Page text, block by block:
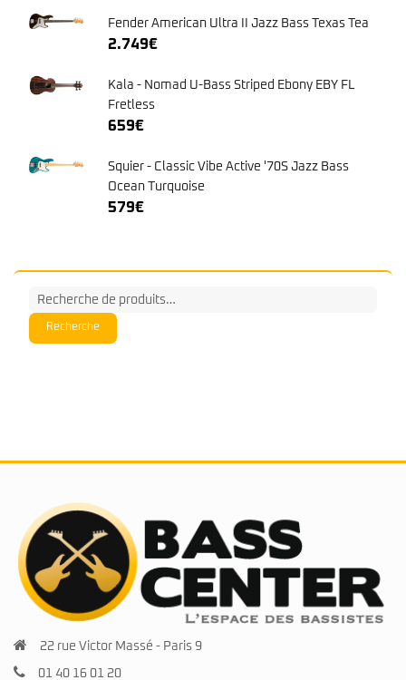
Squier - Classic Vibe Active '70S Jazz Bass
579 €
22 rue Victor Massé - Paris 9
01 40 16 01 20
Mardi au samedi / 11h-13h et 14h30-19h